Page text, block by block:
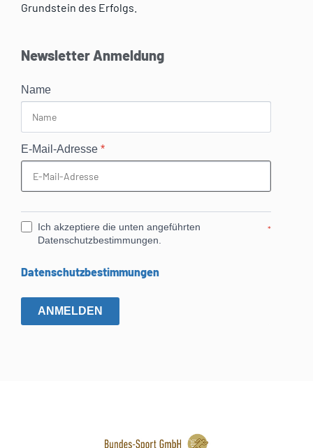
Grundstein des Erfolgs.
Newsletter Anmeldung
Name
E-Mail-Adresse *
Ich akzeptiere die unten angeführten
Datenschutzbestimmungen.
*
Datenschutzbestimmungen
ANMELDEN